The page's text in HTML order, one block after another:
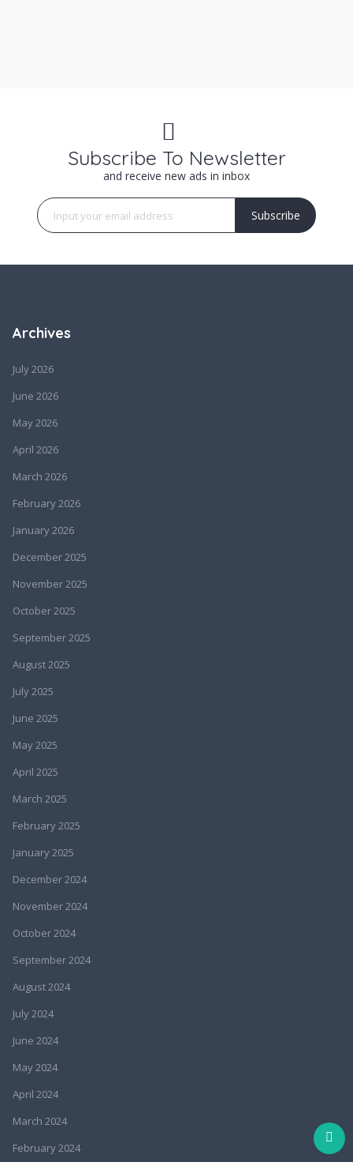
Subscribe To Newsletter
and receive new ads in inbox
Subscribe
Archives
July 2026
June 2026
May 2026
April 2026
March 2026
February 2026
January 2026
December 2025
November 2025
October 2025
September 2025
August 2025
July 2025
June 2025
May 2025
April 2025
March 2025
February 2025
January 2025
December 2024
November 2024
October 2024
September 2024
August 2024
July 2024
June 2024
May 2024
April 2024
March 2024
February 2024